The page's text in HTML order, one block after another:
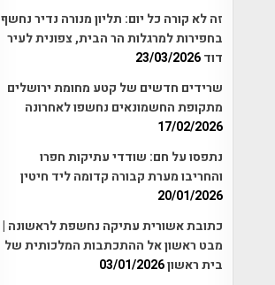
זה לא קורה כל יום: תליון מנורה נדיר נחשף
בחפירות למרגלות הר הבית, צפונית לעיר
דוד23/03/2026
שרידים חדשים של קטע מחומת ירושלים
מתקופת החשמונאים נחשפו לאחרונה
17/02/2026
נתפסו על חם: שודדי עתיקות חפרו
והחריבו מערת קבורה קדומה ליד חיטין
20/01/2026
כתובת אשורית עתיקה נחשפת לראשונה |
מבט ראשון אל ההתכתבות המלכותית של
בית ראשון03/01/2026